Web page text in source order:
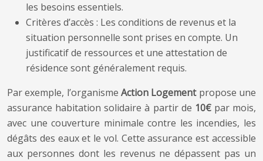
les besoins essentiels.
Critères d’accès : Les conditions de revenus et la
situation personnelle sont prises en compte. Un
justificatif de ressources et une attestation de
résidence sont généralement requis.
Par exemple, l’organisme Action Logement propose une
assurance habitation solidaire à partir de 10€ par mois,
avec une couverture minimale contre les incendies, les
dégâts des eaux et le vol. Cette assurance est accessible
aux personnes dont les revenus ne dépassent pas un